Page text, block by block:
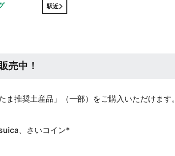
駅近
売中！
推奨土産品」（一部）をご購入いただけます。
、さいコイン*